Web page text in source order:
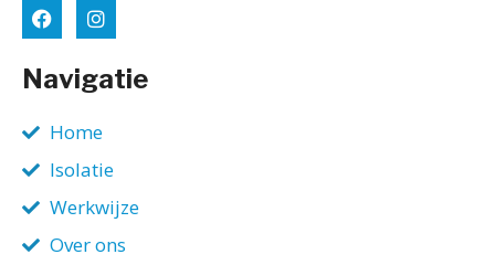
Navigatie
Home
Isolatie
Werkwijze
Over ons